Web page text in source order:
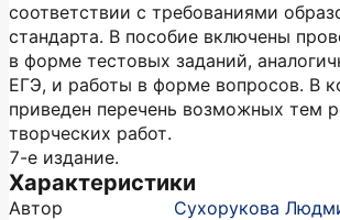
соответствии с требованиями
стандарта. В пособие включены
в форме тестовых заданий,
ЕГЭ, и работы в форме вопросов. В
приведен перечень возможных тем
творческих работ.
7-е издание.
Характеристики
Автор Сухорукова